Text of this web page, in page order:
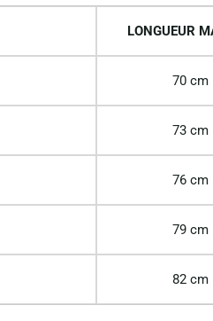
LONGUEUR
70 cm
73 cm
76 cm
79 cm
82 cm